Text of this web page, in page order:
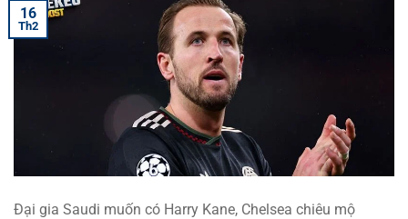
16
Th2
Đại gia Saudi muốn có Harry Kane, Chelsea chiêu mộ